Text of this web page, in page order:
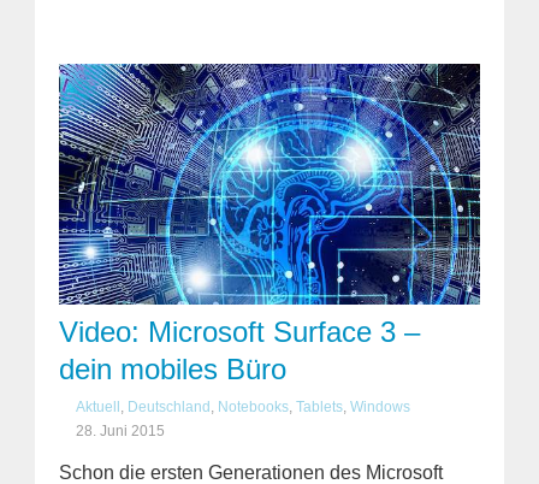
Video: Microsoft Surface 3 –
dein mobiles Büro
Aktuell , Deutschland , Notebooks, Tablets, Windows
28. Juni 2015
Schon die ersten Generationen des Microsoft